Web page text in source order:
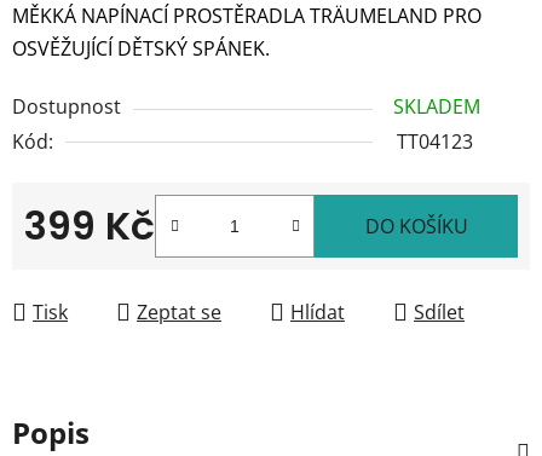
MĚKKÁ NAPÍNACÍ PROSTĚRADLA TRÄUMELAND PRO
OSVĚŽUJÍCÍ DĚTSKÝ SPÁNEK.
Dostupnost
SKLADEM
Kód:
TT04123
399 Kč DO KOŠÍKU
Tisk Zeptat se Hlídat Sdílet
Popis